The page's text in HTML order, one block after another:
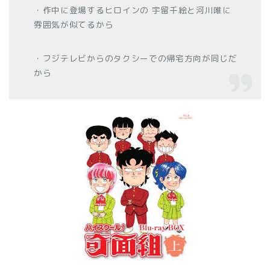
・作中に登場するヒロインの 宇留千絵と河川唯に
雰囲気が似てるから
・フジテレビからのタクシーでの帰宅方向が同じだ
から